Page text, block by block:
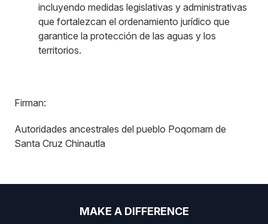
incluyendo medidas legislativas y administrativas
que fortalezcan el ordenamiento jurídico que
garantice la protección de las aguas y los
territorios.
Firman:
Autoridades ancestrales del pueblo Poqomam de
Santa Cruz Chinautla
MAKE A DIFFERENCE